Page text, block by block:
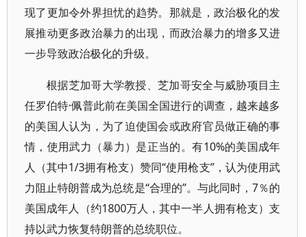
现了更加令外界担忧的趋势。那就是，政治极化的发
展推动更多政治暴力的出现，而政治暴力的增多又进
一步导致政治极化的升级。
根据芝加哥大学教授、芝加哥安全与威胁项目主
任罗伯特·佩普此前在美国全国进行的调查，越来越多
的美国人认为，为了迫使国会或政府官员做正确的事
情，使用武力（暴力）是正当的。有10%的美国成年
人（其中1/3拥有枪支）赞同“使用枪支”，认为使用武
力阻止特朗普成为总统是“合理的”。与此同时，7％的
美国成年人（约1800万人，其中一半人拥有枪支）支
持以武力恢复特朗普的总统职位。